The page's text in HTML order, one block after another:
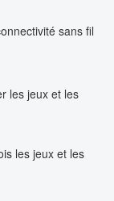
sans fil
les jeux et les
les jeux et les